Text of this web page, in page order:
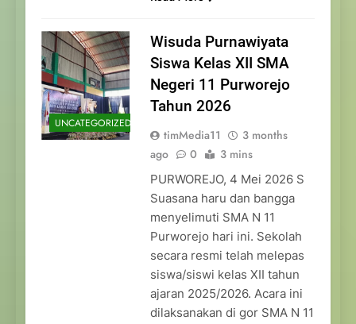
UNCATEGORIZED
Wisuda Purnawiyata
Siswa Kelas XII SMA
Negeri 11 Purworejo
Tahun 2026
timMedia11
3 months
ago
0 3 mins
PURWOREJO, 4 Mei 2026 S
Suasana haru dan bangga
menyelimuti SMA N 11
Purworejo hari ini. Sekolah
secara resmi telah melepas
siswa/siswi kelas XII tahun
ajaran 2025/2026. Acara ini
dilaksanakan di gor SMA N 11